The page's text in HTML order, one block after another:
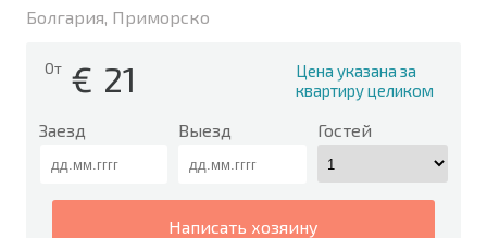
Болгария, Приморско
От € 21
Цена указана за
квартиру целиком
Заезд Выезд Гостей
написать хозяину